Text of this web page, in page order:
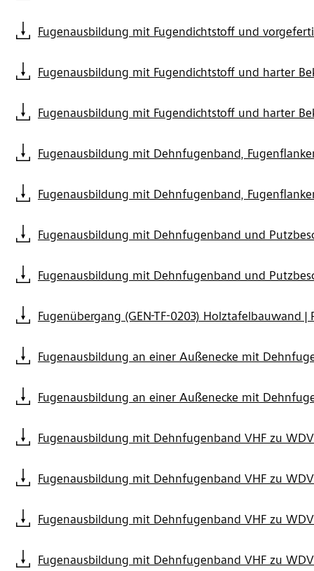
Fugenausbildung mit Fugendichtstoff und
Fugenausbildung mit Fugendichtstoff und harter
Fugenausbildung mit Fugendichtstoff und harter
Fugenausbildung mit Dehnfugenband,
Fugenausbildung mit Dehnfugenband,
Fugenausbildung mit Dehnfugenband und
Fugenausbildung mit Dehnfugenband und
Fugenübergang (GEN-TF-0203) Holztafelbauwand |
Fugenausbildung an einer Außenecke mit
Fugenausbildung an einer Außenecke mit
Fugenausbildung mit Dehnfugenband VHF zu
Fugenausbildung mit Dehnfugenband VHF zu
Fugenausbildung mit Dehnfugenband VHF zu
Fugenausbildung mit Dehnfugenband VHF zu